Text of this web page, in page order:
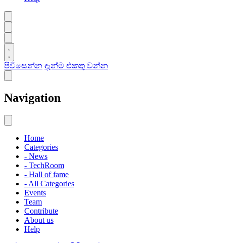
පිවිසෙන්න දැන්ම එකතු වන්න
Navigation
Home
Categories
- News
- TechRoom
- Hall of fame
- All Categories
Events
Team
Contribute
About us
Help